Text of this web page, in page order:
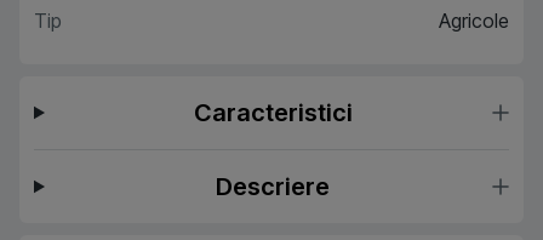
Tip
Agricole
Caracteristici
Descriere